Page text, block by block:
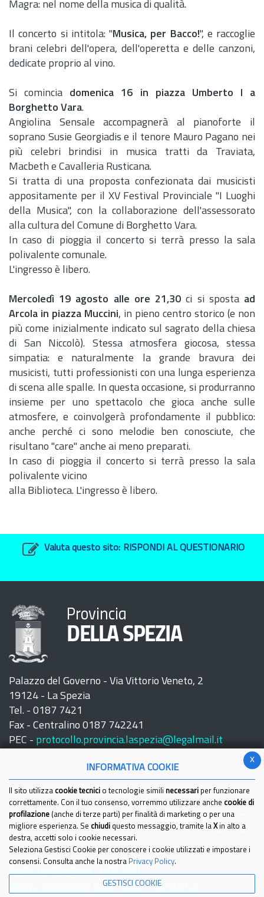
Magra: nel nome della musica di qualità.
Il concerto si intitola: "Musica, per Bacco!", e raccoglie
brani celebri dell'opera, dell'operetta e delle canzoni,
dedicate proprio al vino.
Si comincia domenica 16 in piazza Umberto I a
Borghetto Vara.
Angiolina Sensale accompagnerà al pianoforte il
soprano Susie Georgiadis e il tenore Mauro Pagano nei
più celebri brindisi in musica tratti da Traviata,
Macbeth e Cavalleria Rusticana.
Si tratta di una proposta confezionata dai musicisti
appositamente per il XV Festival Provinciale "I Luoghi
della Musica", con la collaborazione dell'assessorato
alla cultura del Comune di Borghetto Vara.
In caso di pioggia il concerto si terrà presso la sala
polivalente comunale.
L'ingresso è libero.
Mercoledì 19 agosto alle ore 21,30 ci si sposta ad
Arcola in piazza Muccini, in pieno centro storico (e non
più come inizialmente indicato sul sagrato della chiesa
di San Niccolò). Stessa atmosfera giocosa, stessa
simpatia: e naturalmente la grande bravura dei
musicisti, tutti professionisti con una lunga esperienza
di scena alle spalle. In questa occasione, si produrranno
insieme per uno spettacolo che gioca anche sulle
atmosfere, e coinvolgerà profondamente il pubblico:
anche perché ci sono melodie ben conosciute, che
risultano "care" anche ai meno preparati.
In caso di pioggia il concerto si terrà presso la sala
polivalente vicino
alla Biblioteca. L'ingresso è libero.
Valuta questo sito: RISPONDI AL QUESTIONARIO
Provincia
DELLA SPEZIA
Palazzo del Governo - Via Vittorio Veneto, 2
19124 - La Spezia
Tel. - 0187 7421
Fax - Centralino 0187 742241
PEC - protocollo.provincia.laspezia@legalmail.it
Seguici su:
IBAN e pagamenti informatici
Partita Iva
x
INFORMATIVA COOKIE
Il sito utilizza cookie tecnici o tecnologie simili necessari per funzionare
correttamente. Con il tuo consenso, vorremmo utilizzare anche cookie di
profilazione (anche di terze parti) per finalità di marketing o per una
migliore esperienza. Se chiudi questo messaggio, tramite la Xin alto a
destra, accetti solo i cookie necessari.
Seleziona Gestisci Cookie per conoscere i cookie utilizzati e impostare i
consensi. Consulta anche la nostra Privacy Policy.
GESTISCI COOKIE